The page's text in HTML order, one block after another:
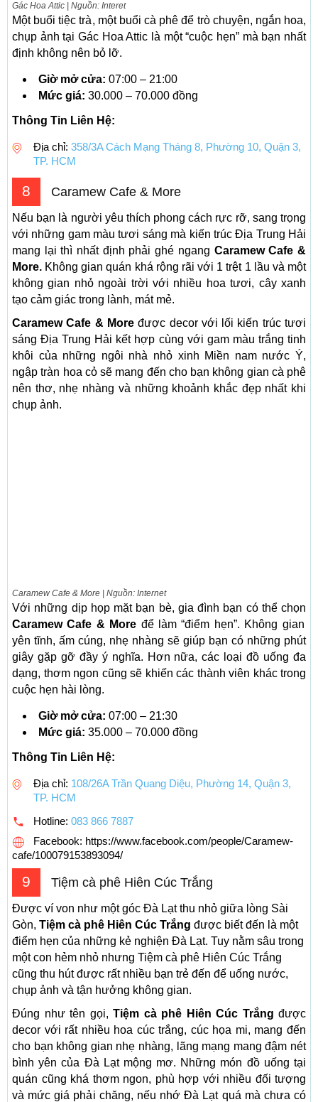
Gác Hoa Attic | Nguồn: Interet
Một buổi tiệc trà, một buổi cà phê để trò chuyện, ngắn hoa,
chụp ảnh tại Gác Hoa Attic là một “cuộc hẹn” mà bạn nhất
định không nên bỏ lỡ.
Giờ mở cửa: 07:00 – 21:00
Mức giá: 30.000 – 70.000 đồng
Thông Tin Liên Hệ:
Địa chỉ: 358/3A Cách Mạng Tháng 8, Phường 10, Quận 3,
TP. HCM
8 Caramew Cafe & More
Nếu bạn là người yêu thích phong cách rực rỡ, sang trọng
với những gam màu tươi sáng mà kiến trúc Địa Trung Hải
mang lại thì nhất định phải ghé ngang Caramew Cafe &
More. Không gian quán khá rộng rãi với 1 trệt 1 lầu và một
không gian nhỏ ngoài trời với nhiều hoa tươi, cây xanh
tạo cảm giác trong lành, mát mẻ.
Caramew Cafe & Moređược decor với lối kiến trúc tươi
sáng Địa Trung Hải kết hợp cùng với gam màu trắng tinh
khôi của những ngôi nhà nhỏ xinh Miền nam nước Ý,
ngập tràn hoa cỏ sẽ mang đến cho bạn không gian cà phê
nên thơ, nhẹ nhàng và những khoảnh khắc đẹp nhất khi
chụp ảnh.
Caramew Cafe & More | Nguồn: Internet
Với những dịp họp mặt bạn bè, gia đình bạn có thể chọn
Caramew Cafe & More để làm “điểm hẹn”. Không gian
yên tĩnh, ấm cúng, nhẹ nhàng sẽ giúp bạn có những phút
giây gặp gỡ đầy ý nghĩa. Hơn nữa, các loại đồ uống đa
dạng, thơm ngon cũng sẽ khiến các thành viên khác trong
cuộc hẹn hài lòng.
Giờ mở cửa: 07:00 – 21:30
Mức giá: 35.000 – 70.000 đồng
Thông Tin Liên Hệ:
Địa chỉ: 108/26A Trần Quang Diệu, Phường 14, Quận 3,
TP. HCM
Hotline: 083 866 7887
Facebook: https://www.facebook.com/people/Caramew-
cafe/100079153893094/
9 Tiệm cà phê Hiên Cúc Trắng
Được ví von như một góc Đà Lạt thu nhỏ giữa lòng Sài
Gòn, Tiệm cà phê Hiên Cúc Trắng được biết đến là một
điểm hẹn của những kẻ nghiện Đà Lạt. Tuy nằm sâu trong
một con hẻm nhỏ nhưng Tiệm cà phê Hiên Cúc Trắng
cũng thu hút được rất nhiều bạn trẻ đến để uống nước,
chụp ảnh và tận hưởng không gian.
Đúng như tên gọi, Tiệm cà phê Hiên Cúc Trắng được
decor với rất nhiều hoa cúc trắng, cúc họa mi, mang đến
cho bạn không gian nhẹ nhàng, lãng mạng mang đậm nét
bình yên của Đà Lạt mộng mơ. Những món đồ uống tại
quán cũng khá thơm ngon, phù hợp với nhiều đối tượng
và mức giá phải chăng, nếu nhớ Đà Lạt quá mà chưa có